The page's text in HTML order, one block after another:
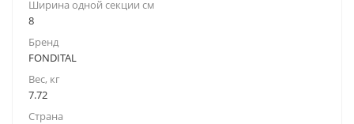
Ширина одной секции см
8
Бренд
FONDITAL
Вес, кг
7.72
Страна